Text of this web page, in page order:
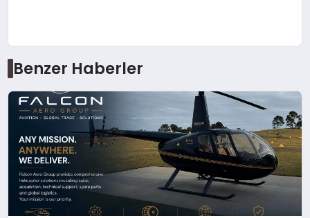
Benzer Haberler